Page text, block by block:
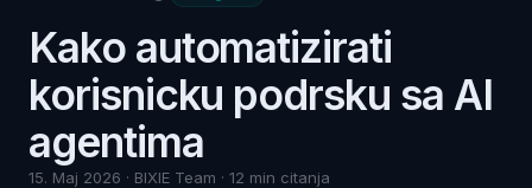
Kako automatizirati
korisnicku podrsku sa AI
agentima
15. Maj 2026 · BIXIE Team · 12 min citanja